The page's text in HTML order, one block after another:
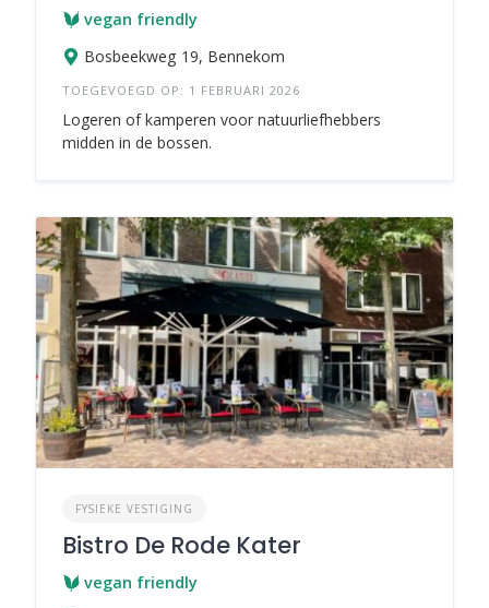
vegan friendly
Bosbeekweg 19, Bennekom
TOEGEVOEGD OP: 1 FEBRUARI 2026
Logeren of kamperen voor natuurliefhebbers
midden in de bossen.
FYSIEKE VESTIGING
Bistro De Rode Kater
vegan friendly